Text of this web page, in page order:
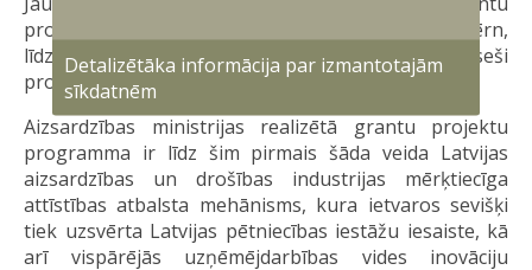
programmas konkursā, kas tika izsludināts pērn,
līdzfinansējumu 50 000 eiro apmērā saņēma seši
projekti.
Aizsardzības ministrijas realizētā grantu projektu
programma ir līdz šim pirmais šāda veida Latvijas
aizsardzības un drošības industrijas mērķtiecīga
attīstības atbalsta mehānisms, kura ietvaros sevišķi
tiek uzsvērta Latvijas pētniecības iestāžu iesaiste, kā
arī vispārējās uzņēmējdarbības vides inovāciju
Detalizētāka informācija par izmantotajām
sīkdatnēm